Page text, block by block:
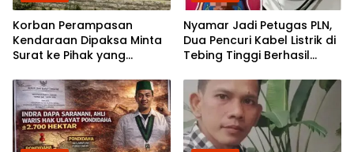
Korban Perampasan
Kendaraan Dipaksa Minta
Surat ke Pihak yang
Ditolak Polisi
Nyamar Jadi Petugas PLN,
Dua Pencuri Kabel Listrik di
Tebing Tinggi Berhasil